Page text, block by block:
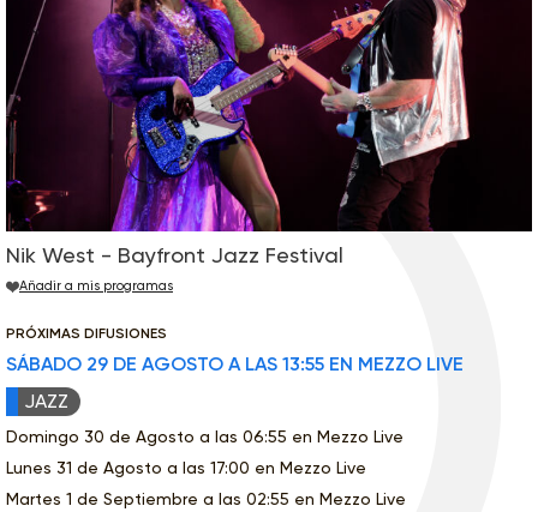
Nik West - Bayfront Jazz Festival
Añadir a mis programas
PRÓXIMAS DIFUSIONES
SÁBADO 29 DE AGOSTO A LAS 13:55 EN MEZZO LIVE
JAZZ
Domingo 30 de Agosto a las 06:55 en Mezzo Live
Lunes 31 de Agosto a las 17:00 en Mezzo Live
Martes 1 de Septiembre a las 02:55 en Mezzo Live